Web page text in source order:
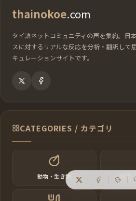
thainokoe.com
タイ語ネットコミュニティの声を集約。日
スに対するリアルな反応を分析・翻訳して
キュレーションサイトです。
CATEGORIES / カテゴリ
動物・生き物 政治